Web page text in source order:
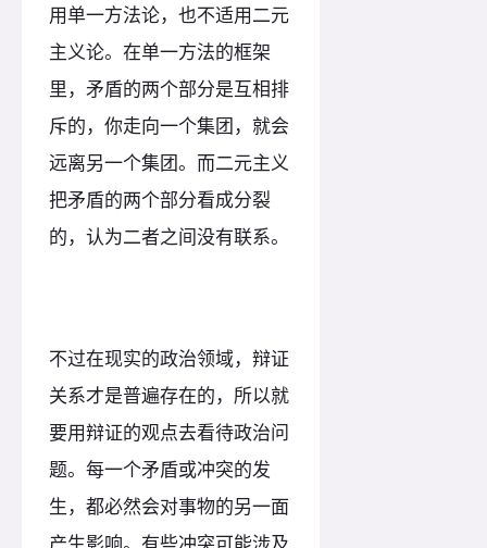
用单一方法论，也不适用二元
主义论。在单一方法的框架
里，矛盾的两个部分是互相排
斥的，你走向一个集团，就会
远离另一个集团。而二元主义
把矛盾的两个部分看成分裂
的，认为二者之间没有联系。
不过在现实的政治领域，辩证
关系才是普遍存在的，所以就
要用辩证的观点去看待政治问
题。每一个矛盾或冲突的发
生，都必然会对事物的另一面